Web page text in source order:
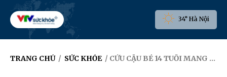
34° Hà Nội
TRANG CHỦ / SỨC KHỎE / CỨU CẬU BÉ 14 TUỔI MANG CĂN BỆNH "MUỖI CẮN CŨNG CÓ THỂ TỬ VONG"